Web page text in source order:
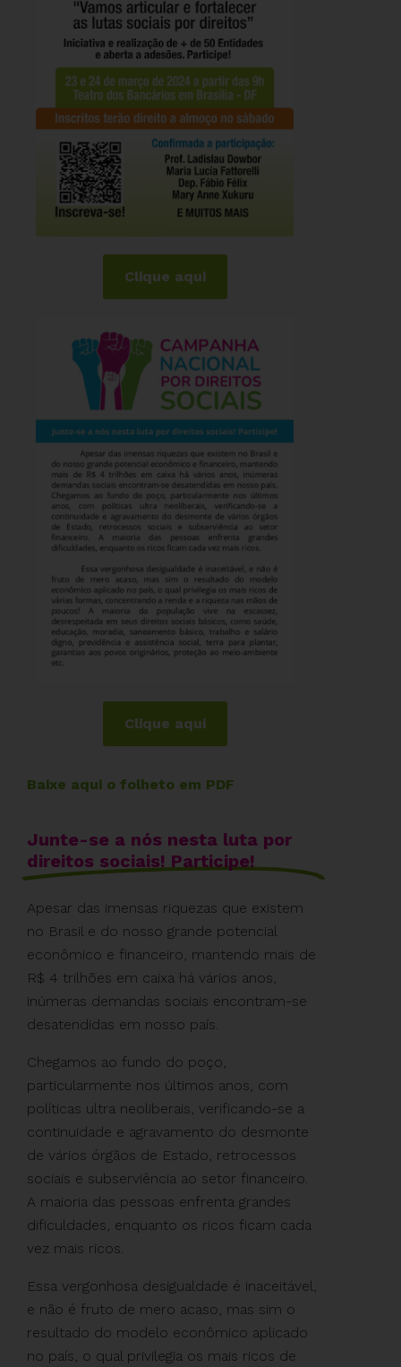
Clique aqui
Clique aqui
Baixe aqui o folheto em PDF
Junte-se a nós nesta luta por
direitos sociais! Participe!
Apesar das imensas riquezas que existem
no Brasil e do nosso grande potencial
econômico e financeiro, mantendo mais de
R$ 4 trilhões em caixa há vários anos,
inúmeras demandas sociais encontram-se
desatendidas em nosso país.
Chegamos ao fundo do poço,
particularmente nos últimos anos, com
políticas ultra neoliberais, verificando-se a
continuidade e agravamento do desmonte
de vários órgãos de Estado, retrocessos
sociais e subserviência ao setor financeiro.
A maioria das pessoas enfrenta grandes
dificuldades, enquanto os ricos ficam cada
vez mais ricos.
Essa vergonhosa desigualdade é inaceitável,
e não é fruto de mero acaso, mas sim o
resultado do modelo econômico aplicado
no país, o qual privilegia os mais ricos de